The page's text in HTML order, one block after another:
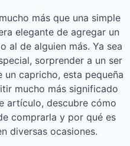
más que una simple
elegante de agregar un
al de alguien más. Ya sea
sorprender a un ser
capricho, esta pequeña
mucho más significado
artículo, descubre cómo
comprarla y por qué es
diversas ocasiones.